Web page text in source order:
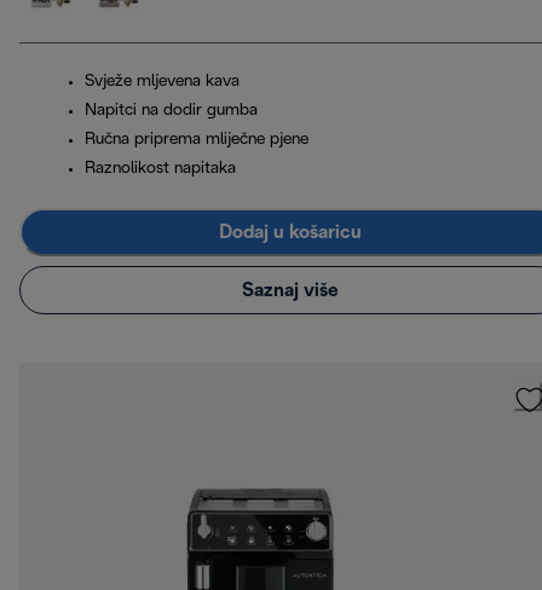
Svježe mljevena kava
Napitci na dodir gumba
Ručna priprema mliječne pjene
Raznolikost napitaka
Dodaj u košaricu
Saznaj više